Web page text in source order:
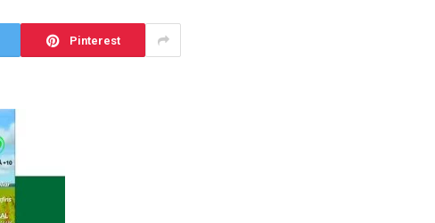
Pinterest